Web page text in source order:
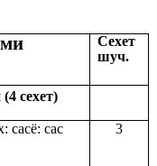
Сехет
шуч.
сехет)
сасё: сас
3